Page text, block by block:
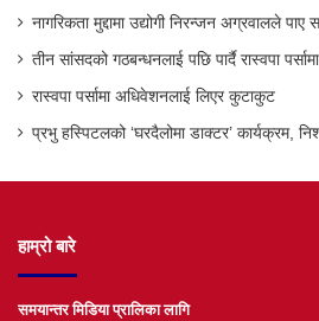
नागरिकता मुद्दामा उद्योगी निरन्जन अग्रवालले पाए
तीन सांसदको गठबन्धनलाई पछि पार्दै रास्वपा
रास्वपा पर्सामा अधिवेशनलाई लिएर कुटाकुट
प्रभु हस्पिटलको ‘घरदैलोमा डाक्टर’ कार्यक्रम,
हाम्रो बारे
समयान्तर मिडिया प्रालिका लागि